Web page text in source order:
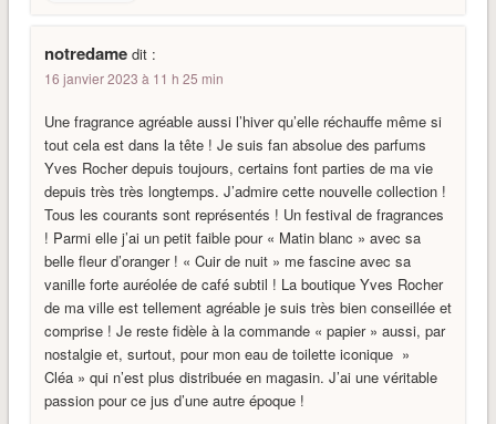
notredame dit :
16 janvier 2023 à 11 h 25 min
Une fragrance agréable aussi l’hiver qu’elle réchauffe même si
tout cela est dans la tête ! Je suis fan absolue des parfums
Yves Rocher depuis toujours, certains font parties de ma vie
depuis très très longtemps. J’admire cette nouvelle collection !
Tous les courants sont représentés ! Un festival de fragrances
! Parmi elle j’ai un petit faible pour « Matin blanc » avec sa
belle fleur d’oranger ! « Cuir de nuit » me fascine avec sa
vanille forte auréolée de café subtil ! La boutique Yves Rocher
de ma ville est tellement agréable je suis très bien conseillée et
comprise ! Je reste fidèle à la commande « papier » aussi, par
nostalgie et, surtout, pour mon eau de toilette iconique »
Cléa » qui n’est plus distribuée en magasin. J’ai une véritable
passion pour ce jus d’une autre époque !